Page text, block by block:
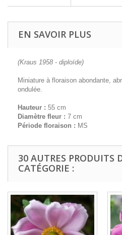
EN SAVOIR PLUS
(Kraus 1958 - diploïde)
Miniature à floraison abondante,
ondulée.
Hauteur : 55 cm
Diamètre fleur : 7 cm
Période floraison : MS
30 AUTRES PRODUITS
CATÉGORIE :